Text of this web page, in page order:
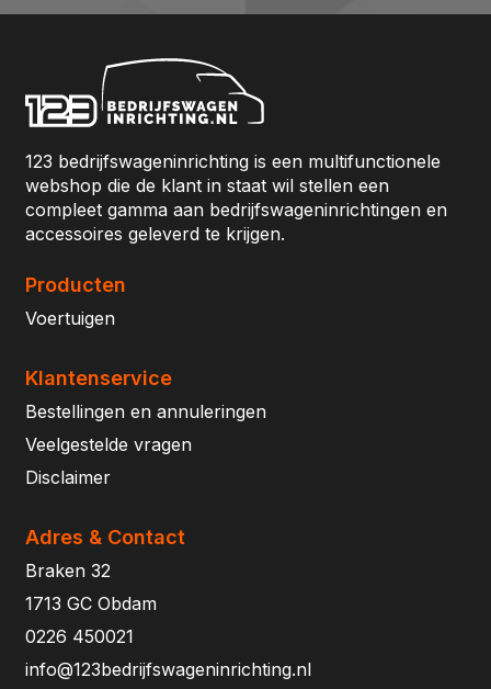
123 bedrijfswageninrichting is een multifunctionele
webshop die de klant in staat wil stellen een
compleet gamma aan bedrijfswageninrichtingen en
accessoires geleverd te krijgen.
Producten
Voertuigen
Klantenservice
Bestellingen en annuleringen
Veelgestelde vragen
Disclaimer
Adres & Contact
Braken 32
1713 GC Obdam
0226 450021
info@123bedrijfswageninrichting.nl